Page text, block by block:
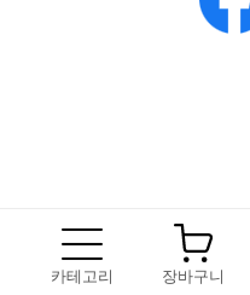
카테고리 장바구니